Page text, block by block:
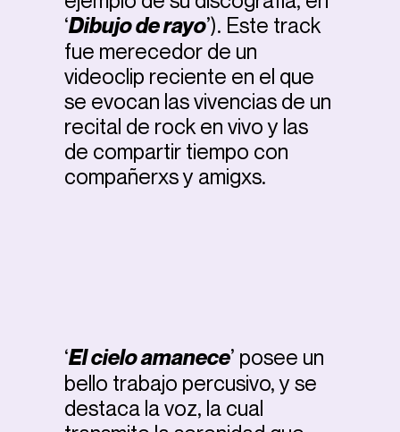
‘Dibujo de rayo’). Este track
fue merecedor de un
videoclip reciente en el que
se evocan las vivencias de un
recital de rock en vivo y las
de compartir tiempo con
compañerxs y amigxs.
‘El cielo amanece’ posee un
bello trabajo percusivo, y se
destaca la voz, la cual